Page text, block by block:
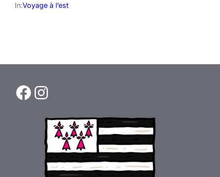
In:Voyage à l’est
Facebook Instagram